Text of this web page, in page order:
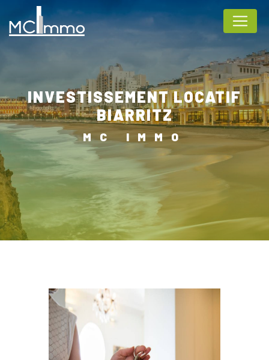
INVESTISSEMENT LOCATIF
BIARRITZ
MC IMMO
Panneau de gestion des cookies